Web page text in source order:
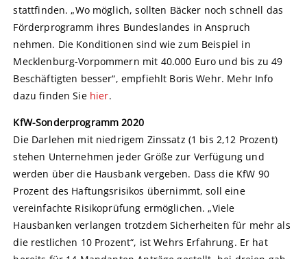
stattfinden. „Wo möglich, sollten Bäcker noch schnell das
Förderprogramm ihres Bundeslandes in Anspruch
nehmen. Die Konditionen sind wie zum Beispiel in
Mecklenburg-Vorpommern mit 40.000 Euro und bis zu 49
Beschäftigten besser“, empfiehlt Boris Wehr. Mehr Info
dazu finden Sie hier.
KfW-Sonderprogramm 2020
Die Darlehen mit niedrigem Zinssatz (1 bis 2,12 Prozent)
stehen Unternehmen jeder Größe zur Verfügung und
werden über die Hausbank vergeben. Dass die KfW 90
Prozent des Haftungsrisikos übernimmt, soll eine
vereinfachte Risikoprüfung ermöglichen. „Viele
Hausbanken verlangen trotzdem Sicherheiten für mehr als
die restlichen 10 Prozent“, ist Wehrs Erfahrung. Er hat